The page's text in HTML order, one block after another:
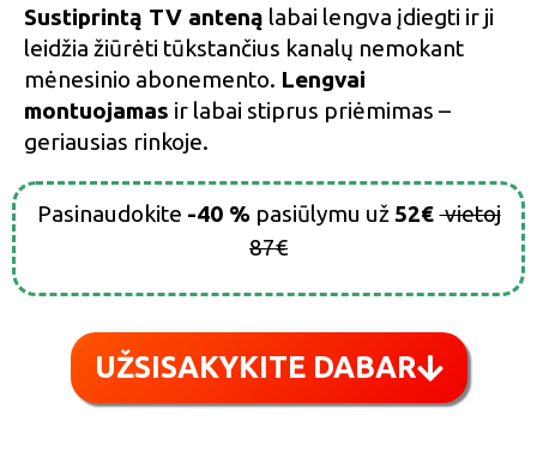
Sustiprintą TV anteną labai lengva įdiegti ir ji
leidžia žiūrėti tūkstančius kanalų nemokant
mėnesinio abonemento. Lengvai
montuojamas ir labai stiprus priėmimas –
geriausias rinkoje.
Pasinaudokite -40 %pasiūlymu už52€vietoj
87€
UŽSISAKYKITE DABAR